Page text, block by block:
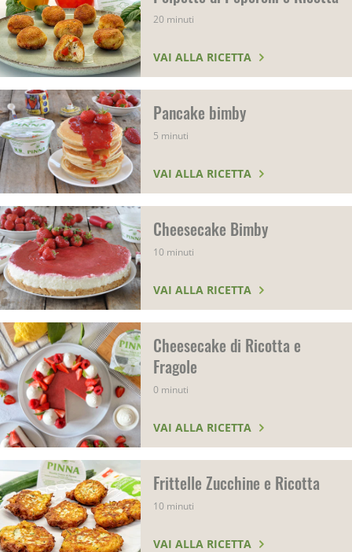
20 minuti
VAI ALLA RICETTA
Pancake bimby
5 minuti
VAI ALLA RICETTA
Cheesecake Bimby
10 minuti
VAI ALLA RICETTA
Cheesecake di Ricotta e
Fragole
0 minuti
VAI ALLA RICETTA
Frittelle Zucchine e Ricotta
10 minuti
VAI ALLA RICETTA